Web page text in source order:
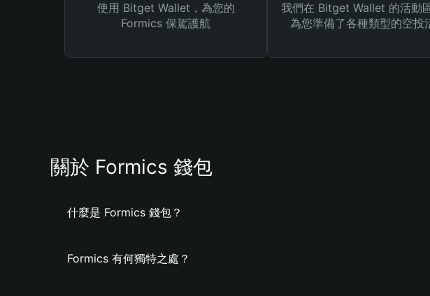
使用 Bitget Wallet，為您的
Formics 保駕護航
我們在 Bitget Wallet 的活動
為您準備了各種類型的空投
關於 Formics 錢包
什麼是 Formics 錢包？
Formics 有何獨特之處？